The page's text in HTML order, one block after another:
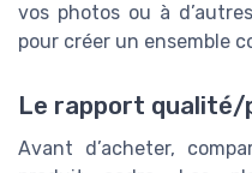
vos photos ou à
pour créer un ensemble
Le rapport qualité/
Avant d’acheter,